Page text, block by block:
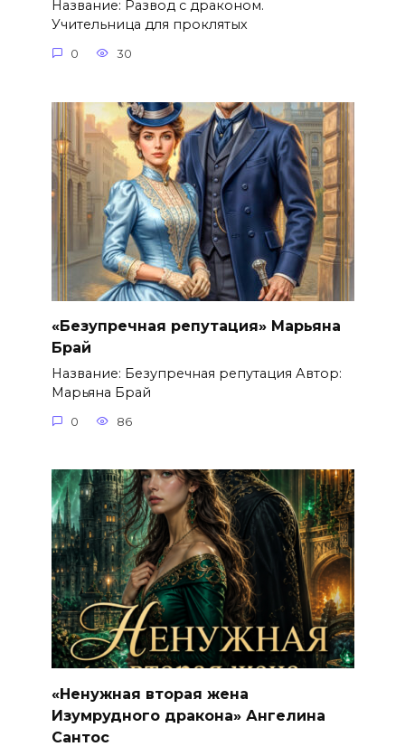
Название: Развод с драконом.
Учительница для проклятых
0 30
«Безупречная репутация» Марьяна
Брай
Название: Безупречная репутация Автор:
Марьяна Брай
0 86
«Ненужная вторая жена
Изумрудного дракона» Ангелина
Сантос